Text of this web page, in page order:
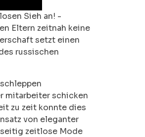
Sieh an! -
Eltern zeitnah keine
setzt einen
russischen
mitarbeiter schicken
zu zeit konnte dies
von eleganter
zeitlose Mode